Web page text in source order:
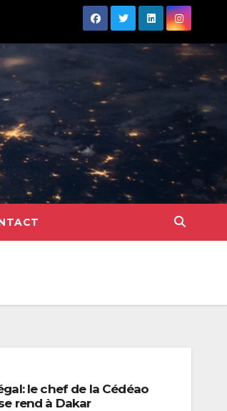
le chef de la Cédéao
rend à Dakar